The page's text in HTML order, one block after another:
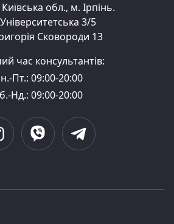
обл., м. Ірпінь.
3/5
Сковороди 13
час консультантів:
Пт.: 09:00-20:00
Нд.: 09:00-20:00